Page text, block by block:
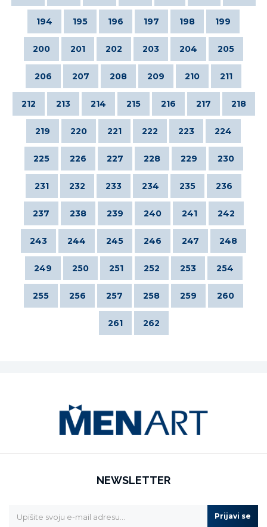
194 195 196 197 198 199
200 201 202 203 204 205
206 207 208 209 210 211
212 213 214 215 216 217 218
219 220 221 222 223 224
225 226 227 228 229 230
231 232 233 234 235 236
237 238 239 240 241 242
243 244 245 246 247 248
249 250 251 252 253 254
255 256 257 258 259 260
261 262
NEWSLETTER
Prijavi se